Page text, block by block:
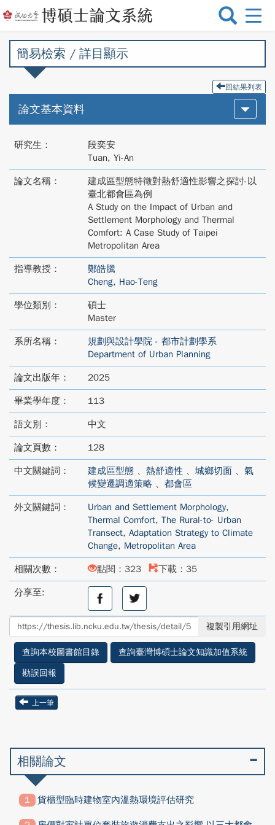
選
切
簡易檢索 / 詳目顯示
回結果列表
論文基本資料
研究生：
段奕安
Tuan, Yi-An
論文名稱：
建成區型態特徵對熱舒適性影響之探討-以
臺北都會區為例
A Study on the Impact of Urban and
Settlement Morphology and Thermal
Comfort: A Case Study of Taipei
Metropolitan Area
指導教授：
鄭皓騰
Cheng, Hao-Teng
學位類別：
碩士
Master
系所名稱：
規劃與設計學院 - 都市計劃學系
Department of Urban Planning
論文出版年： 2025
畢業學年度： 113
語文別： 中文
論文頁數： 128
中文關鍵詞： 建成區型態 、 熱舒適性 、 城鄉切面 、 氣
候變遷調適策略 、 都會區
外文關鍵詞： Urban and Settlement Morphology,
Thermal Comfort, The Rural-to- Urban
Transect, Adaptation Strategy to Climate
Change, Metropolitan Area
相關次數： 點閱：323 下載：35
分享至:
分
至
facebook
分
享
至
twitter
複製引用網址
查詢本校圖書館目錄
查詢臺灣博碩士論文知識加值系統
勘誤回報
上一筆
相關論文
貨櫃型臨時建物室內溫熱環境評估研究